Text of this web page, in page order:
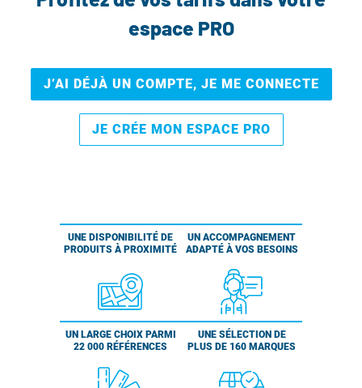
espace PRO
J’AI DÉJÀ UN COMPTE, JE ME CONNECTE
JE CRÉE MON ESPACE PRO
UNE DISPONIBILITÉ DE
PRODUITS À PROXIMITÉ
UN ACCOMPAGNEMENT
ADAPTÉ À VOS BESOINS
UN LARGE CHOIX PARMI
22 000 RÉFÉRENCES
UNE SÉLECTION DE
PLUS DE 160 MARQUES